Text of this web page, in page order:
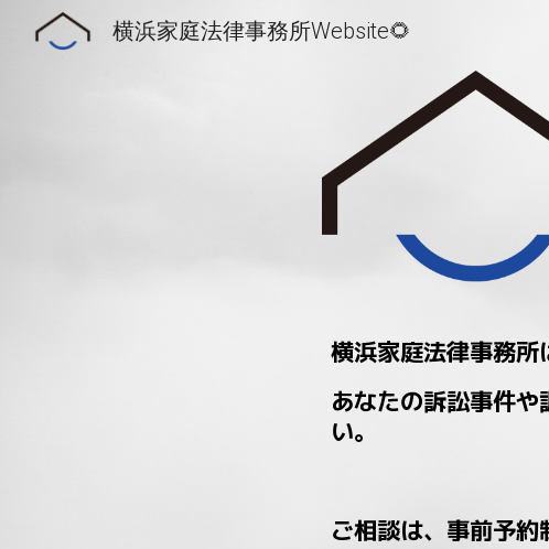
横浜家庭法律事務所Website🌻
横浜家庭法律事務所
あなたの訴訟事件
い。
ご相談は、事前予約